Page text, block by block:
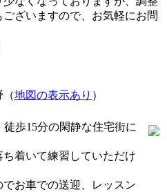
ざいますので、お気軽にお問
（地図の表示あり ）
歩15分の閑静な住宅街に
着いて練習していただけ
お車での送迎、レッスン